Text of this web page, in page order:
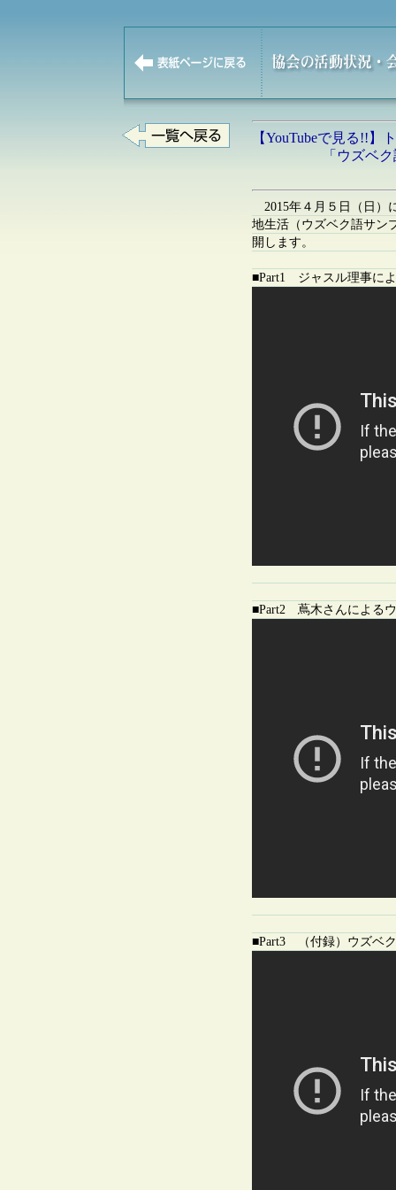
【YouTubeで見る!!】
「ウズベク語学
2015年４月５日（日）
地生活（ウズベク語サン
開します。
■Part1 ジャスル理事に
■Part2 蔦木さんによる
■Part3 （付録）ウズベ